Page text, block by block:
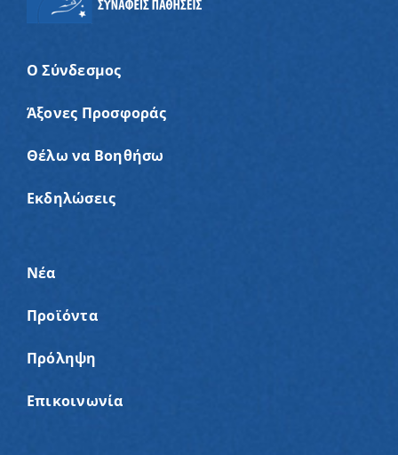
Ο Σύνδεσμος
Άξονες Προσφοράς
Θέλω να Βοηθήσω
Εκδηλώσεις
Νέα
Προϊόντα
Πρόληψη
Επικοινωνία